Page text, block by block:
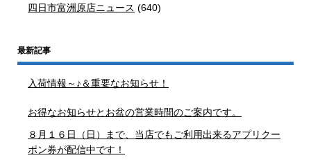
四日市富洲原店ニュース (640)
最新記事
入荷情報～♪＆重要なお知らせ！
お得なお知らせとお盆の営業時間のご案内です。
８月１６日（日）まで、当店でもご利用出来るアプリクー
ポン券が配信中です！